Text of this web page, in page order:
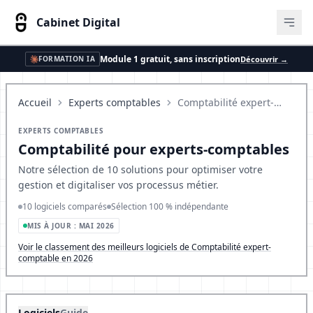
Cabinet Digital
FORMATION IA Module 1 gratuit, sans inscriptionDécouvrir →
Accueil Experts comptables Comptabilité expert-comptable
EXPERTS COMPTABLES
Comptabilité pour experts-comptables
Notre sélection de 10 solutions pour optimiser votre
gestion et digitaliser vos processus métier.
10 logiciels comparés Sélection 100 % indépendante
MIS À JOUR : MAI 2026
Voir le classement des meilleurs logiciels de Comptabilité expert-
comptable en 2026